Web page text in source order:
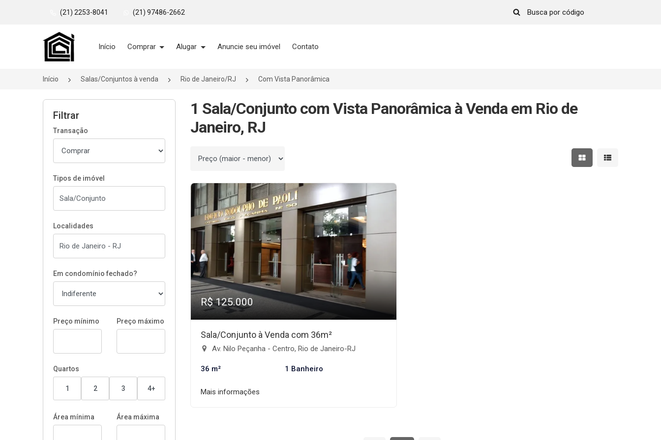
(21) 2253-8041 (21) 97486-2662
Página inicial
Início Comprar Alugar Anuncie seu imóvel Contato
Início Salas/Conjuntos à venda Rio de Janeiro/RJ Com Vista Panorâmica
Filtrar
Transação
Tipos de imóvel
Localidades
Em condomínio fechado?
Preço mínimo Preço máximo
Quartos
1 2 3 4+
Área mínima Área máxima
1 Sala/Conjunto com Vista Panorâmica à Venda em Rio de
Janeiro, RJ
Ordenar por Mostrar resultados em
Mostrar
R$ 125.000
Sala/Conjunto à Venda com 36m²
Av. Nilo Peçanha - Centro, Rio de Janeiro-RJ
36 m² 1 Banheiro
Mais informações